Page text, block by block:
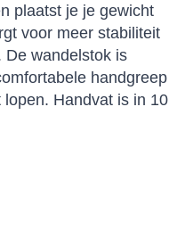
plaatst je je gewicht
voor meer stabiliteit
De wandelstok is
handgreep
Handvat is in 10